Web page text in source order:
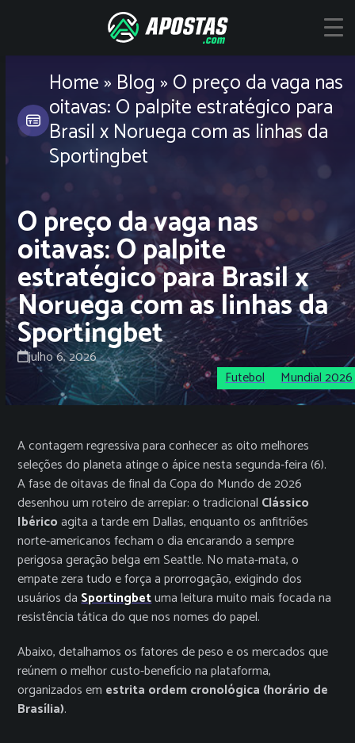
Home» Blog »O preço da vaga nas
oitavas: O palpite estratégico para
Brasil x Noruega com as linhas da
Sportingbet
O preço da vaga nas
oitavas: O palpite
estratégico para Brasil x
Noruega com as linhas da
Sportingbet
julho 6, 2026
Futebol
Mundial 2026
A contagem regressiva para conhecer as oito melhores
seleções do planeta atinge o ápice nesta segunda-feira (6).
A fase de oitavas de final da Copa do Mundo de 2026
desenhou um roteiro de arrepiar: o tradicional Clássico
Ibéricoagita a tarde em Dallas, enquanto os anfitriões
norte-americanos fecham o dia encarando a sempre
perigosa geração belga em Seattle. No mata-mata, o
empate zera tudo e força a prorrogação, exigindo dos
usuários daSportingbetuma leitura muito mais focada na
resistência tática do que nos nomes do papel.
Abaixo, detalhamos os fatores de peso e os mercados que
reúnem o melhor custo-benefício na plataforma,
organizados em estrita ordem cronológica (horário de
Brasília).